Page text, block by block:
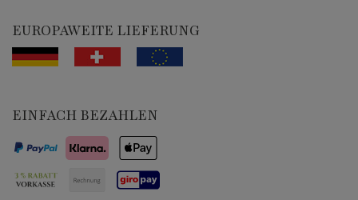
EUROPAWEITE LIEFERUNG
EINFACH BEZAHLEN